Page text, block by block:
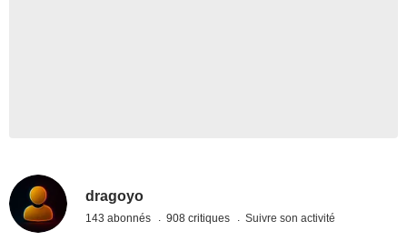
dragoyo
143 abonnés 908 critiques Suivre son activité